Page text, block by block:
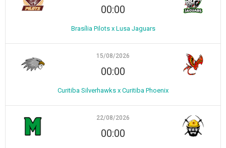
00:00
Brasília Pilots x Lusa Jaguars
15/08/2026
00:00
Curitiba Silverhawks x Curitiba Phoenix
22/08/2026
00:00